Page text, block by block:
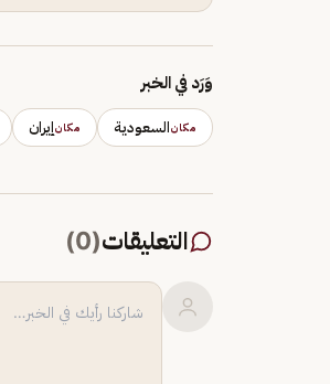
وَرَد في الخبر
مكانالسعودية مكانإيران
التعليقات(
0
)